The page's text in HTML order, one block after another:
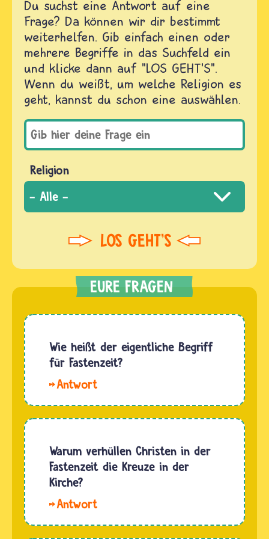
Du suchst eine Antwort auf eine
Frage? Da können wir dir bestimmt
weiterhelfen. Gib einfach einen oder
mehrere Begriffe in das Suchfeld ein
und klicke dann auf "LOS GEHT'S".
Wenn du weißt, um welche Religion es
geht, kannst du schon eine auswählen.
Religion
Wie heißt der eigentliche Begriff
für Fastenzeit?
Viele
haben
für ihre
Fastenzeiten
eigene
Namen.
Warum verhüllen Christen in der
Fastenzeit die Kreuze in der
Kirche?
Kirchen